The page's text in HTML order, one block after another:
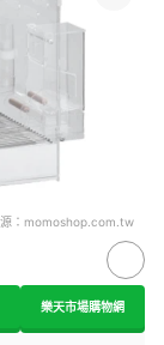
： momoshop.com.tw
樂天市場購物網